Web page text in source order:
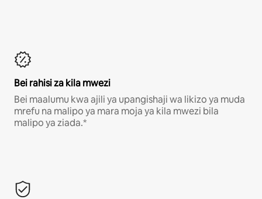
Bei rahisi za kila mwezi
Bei maalumu kwa ajili ya upangishaji wa likizo ya muda
mrefu na malipo ya mara moja ya kila mwezi bila
malipo ya ziada.*